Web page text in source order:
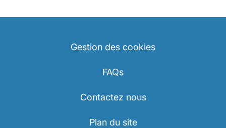
Gestion des cookies
FAQs
Contactez nous
Plan du site